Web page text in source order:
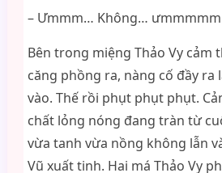
– Ưmmm… Không…
Bên trong miệng Thảo Vy cảm
căng phồng ra, nàng cố đầy ra
vào. Thế rồi phụt phụt phụt.
chất lỏng nóng đang tràn từ
vừa tanh vừa nồng không lẫn
Vũ xuất tinh. Hai má Thảo Vy